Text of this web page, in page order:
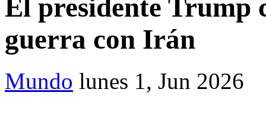
El presidente Trump
guerra con Irán
Mundo lunes 1, Jun 2026